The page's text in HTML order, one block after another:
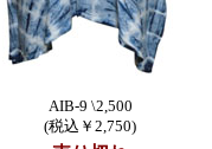
AIB-9 \2,500
(税込￥2,750)